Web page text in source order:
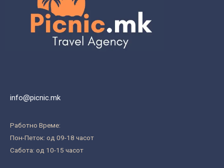
info@picnic.mk
Работно Време:
Пон-Петок: од 09-18 часот
Сабота: од 10-15 часот